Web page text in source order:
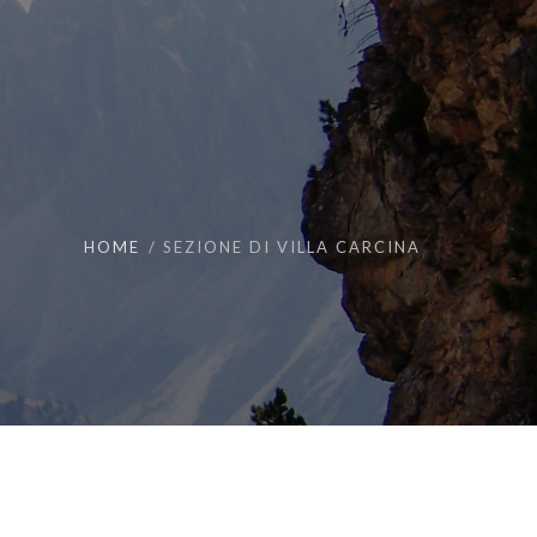
HOME SEZIONE DI VILLA CARCINA